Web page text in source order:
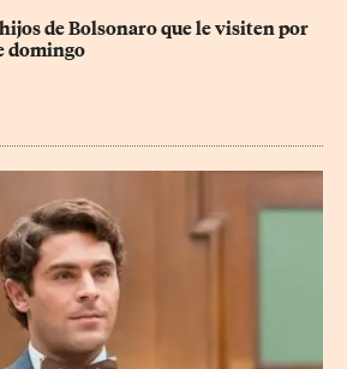
de Bolsonaro que le visiten por
domingo